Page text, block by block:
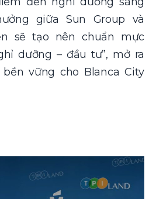
giữa Sun Group và
sẽ tạo nên chuẩn mực
dưỡng – đầu tư”, mở ra
vững cho Blanca City